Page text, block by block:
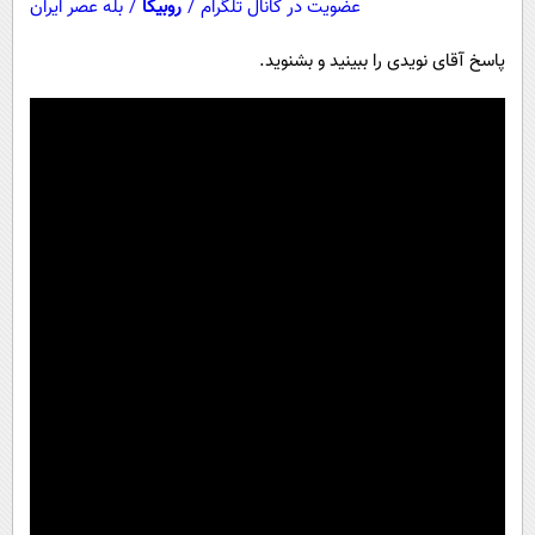
عضویت در کانال تلگرام / روبیکا / بله عصر ایران
پاسخ آقای نویدی را ببینید و بشنوید.